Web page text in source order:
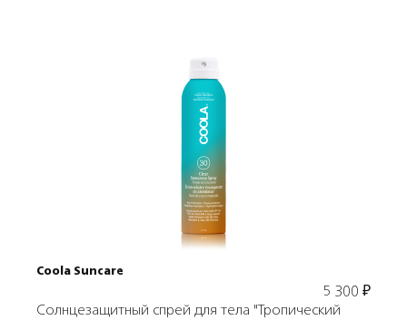
Подробнее
В корзину
Coola Suncare
5 300 ₽
Солнцезащитный спрей для тела "Тропический